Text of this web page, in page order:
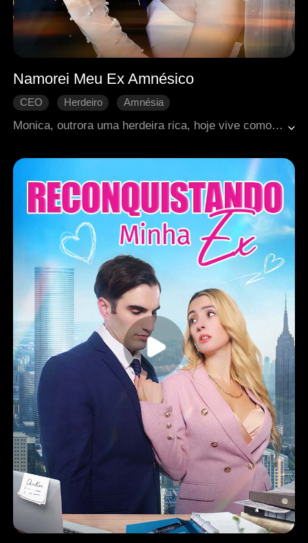
Namorei Meu Ex Amnésico
CEO Herdeiro
Amnésia
Monica, outrora uma herdeira rica, hoje vive como dona de um bar em Los Angeles. Há três anos, um acidente de carro tirou-lhe o noivo, Leon. Agora ameaçado de demolição, o bar a leva a negociar com o incorporador Albert — que ela descobre ser Leon, vivo, mas sem memória. Entre resistência, atração e sentimentos antigos, eles firmam um acordo de namoro por três meses, enquanto conspirações testam seu caminho até o verdadeiro amor.